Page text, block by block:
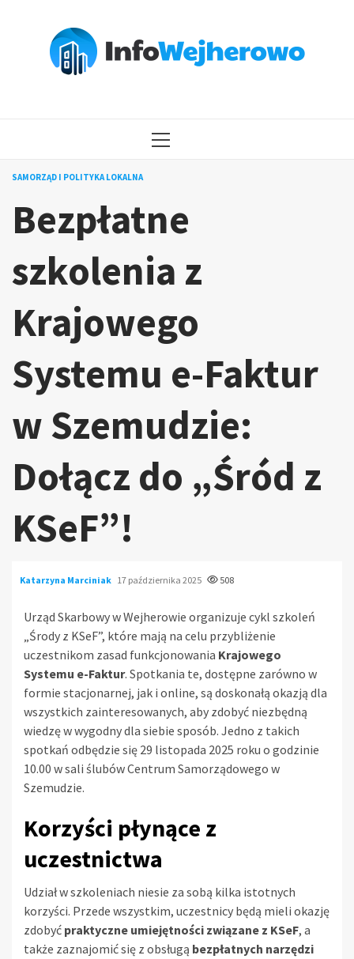
MENU
SAMORZĄD I POLITYKA LOKALNA
Bezpłatne
szkolenia z
Krajowego
Systemu e-Faktur
w Szemudzie:
Dołącz do „Śród z
KSeF”!
Katarzyna Marciniak 17 października 2025 508
Urząd Skarbowy w Wejherowie organizuje cykl szkoleń
„Środy z KSeF”, które mają na celu przybliżenie
uczestnikom zasad funkcjonowania Krajowego
Systemu e-Faktur. Spotkania te, dostępne zarówno w
formie stacjonarnej, jak i online, są doskonałą okazją dla
wszystkich zainteresowanych, aby zdobyć niezbędną
wiedzę w wygodny dla siebie sposób. Jedno z takich
spotkań odbędzie się 29 listopada 2025 roku o godzinie
10.00 w sali ślubów Centrum Samorządowego w
Szemudzie.
Korzyści płynące z
uczestnictwa
Udział w szkoleniach niesie za sobą kilka istotnych
korzyści. Przede wszystkim, uczestnicy będą mieli okazję
zdobyć praktyczne umiejętności związane z KSeF, a
także zaznajomić się z obsługą bezpłatnych narzędzi